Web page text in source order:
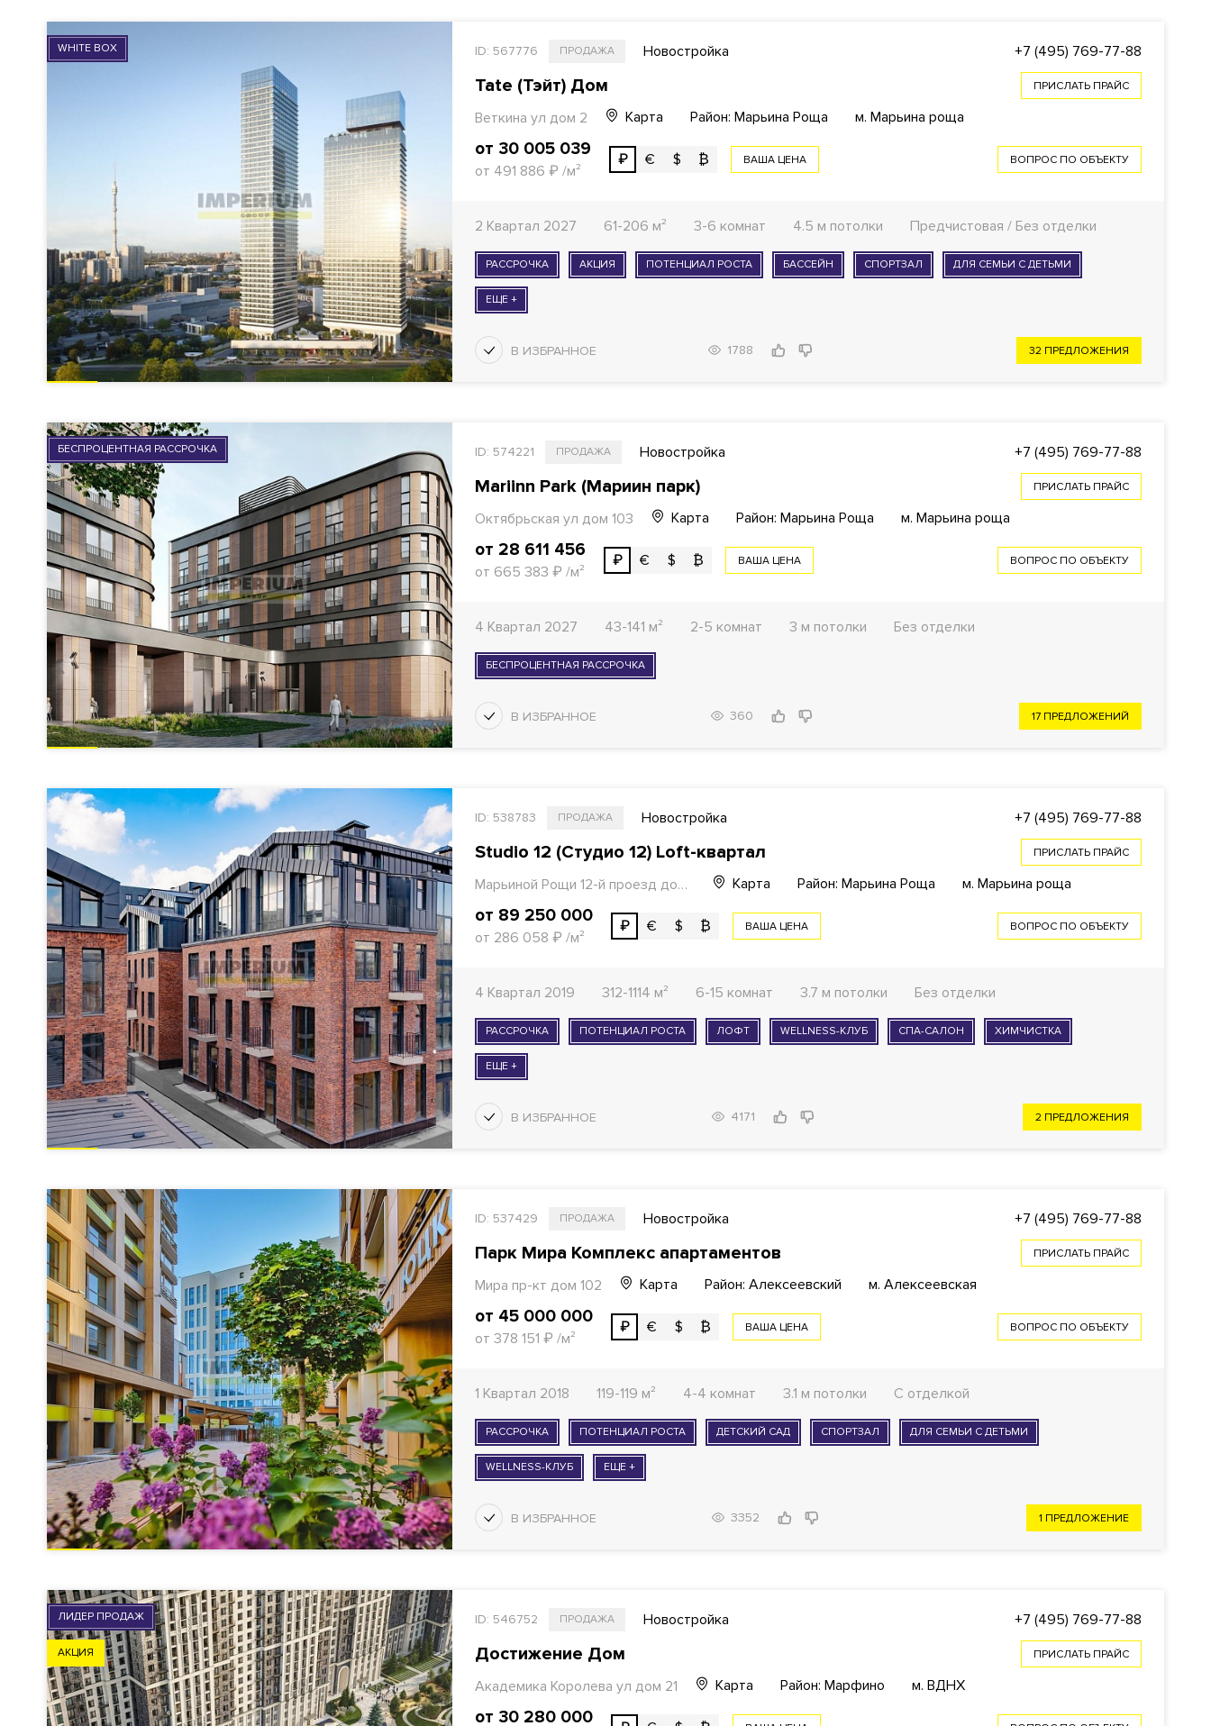
WHITE BOX ID: 567776 ПРОДАЖА Новостройка +7 (495) 769-77-88
ПРИСЛАТЬ ПРАЙС
Tate (Тэйт) Дом
Веткина ул дом 2 Карта Район: Марьина Роща м. Марьина роща
от 30 005 039
от 491 886₽ /м²
₽ € $ ₿ ВАША ЦЕНА ВОПРОС ПО ОБЪЕКТУ
2 Квартал 2027 61-206 м² 3-6 комнат 4.5 м потолки Предчистовая / Без отделки
РАССРОЧКА АКЦИЯ ПОТЕНЦИАЛ РОСТА БАССЕЙН СПОРТЗАЛ ДЛЯ СЕМЬИ С ДЕТЬМИ
ЕЩЕ +
1788 32 ПРЕДЛОЖЕНИЯ
БЕСПРОЦЕНТНАЯ РАССРОЧКА ID: 574221 ПРОДАЖА Новостройка +7 (495) 769-77-88
ПРИСЛАТЬ ПРАЙС
Mariinn Park (Мариин парк)
Октябрьская ул дом 103 Карта Район: Марьина Роща м. Марьина роща
от 28 611 456
от 665 383₽ /м²
₽ € $ ₿ ВАША ЦЕНА ВОПРОС ПО ОБЪЕКТУ
4 Квартал 2027 43-141 м² 2-5 комнат 3 м потолки Без отделки
БЕСПРОЦЕНТНАЯ РАССРОЧКА
360 17 ПРЕДЛОЖЕНИЙ
ID: 538783 ПРОДАЖА Новостройка +7 (495) 769-77-88
ПРИСЛАТЬ ПРАЙС
Studio 12 (Студио 12) Loft-квартал
Марьиной Рощи 12-й проезд дом 8 Карта Район: Марьина Роща м. Марьина роща
от 89 250 000
от 286 058₽ /м²
₽ € $ ₿ ВАША ЦЕНА ВОПРОС ПО ОБЪЕКТУ
4 Квартал 2019 312-1114 м² 6-15 комнат 3.7 м потолки Без отделки
РАССРОЧКА ПОТЕНЦИАЛ РОСТА ЛОФТ WELLNESS-КЛУБ СПА-САЛОН ХИМЧИСТКА
ЕЩЕ +
4171 2 ПРЕДЛОЖЕНИЯ
ID: 537429 ПРОДАЖА Новостройка +7 (495) 769-77-88
ПРИСЛАТЬ ПРАЙС
Парк Мира Комплекс апартаментов
Мира пр-кт дом 102 Карта Район: Алексеевский м. Алексеевская
от 45 000 000
от 378 151₽ /м²
₽ € $ ₿ ВАША ЦЕНА ВОПРОС ПО ОБЪЕКТУ
1 Квартал 2018 119-119 м² 4-4 комнат 3.1 м потолки С отделкой
РАССРОЧКА ПОТЕНЦИАЛ РОСТА ДЕТСКИЙ САД СПОРТЗАЛ ДЛЯ СЕМЬИ С ДЕТЬМИ
WELLNESS-КЛУБ ЕЩЕ +
3352 1 ПРЕДЛОЖЕНИЕ
ЛИДЕР ПРОДАЖ
АКЦИЯ
ID: 546752 ПРОДАЖА Новостройка +7 (495) 769-77-88
ПРИСЛАТЬ ПРАЙС
Достижение Дом
Академика Королева ул дом 21 Карта Район: Марфино м. ВДНХ
от 30 280 000